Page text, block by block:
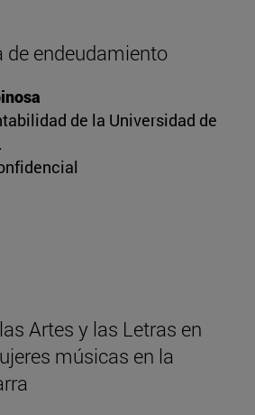
de endeudamiento
de la Universidad de
Artes y las Letras en
músicas en la